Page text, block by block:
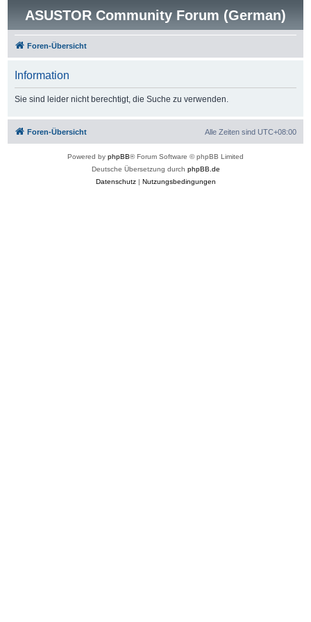
ASUSTOR Community Forum (German)
Foren-Übersicht
Information
Sie sind leider nicht berechtigt, die Suche zu verwenden.
Foren-Übersicht Alle Zeiten sind UTC+08:00
Powered by phpBB® Forum Software © phpBB Limited
Deutsche Übersetzung durch phpBB.de
Datenschutz| Nutzungsbedingungen